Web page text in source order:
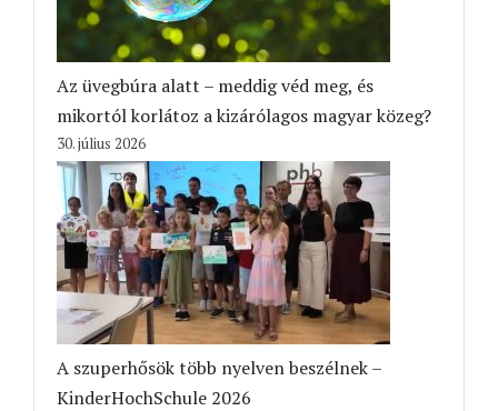
Az üvegbúra alatt – meddig véd meg, és
mikortól korlátoz a kizárólagos magyar közeg?
30. július 2026
A szuperhősök több nyelven beszélnek –
KinderHochSchule 2026